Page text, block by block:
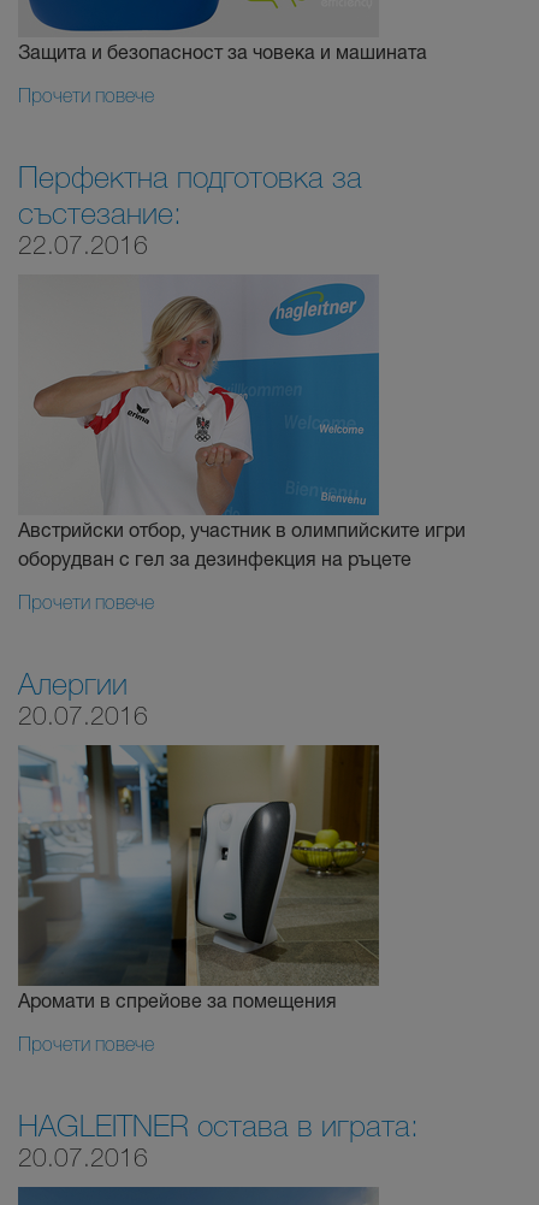
Защита и безопасност за човека и машината
Прочети повече
Перфектна подготовка за
състезание:
22.07.2016
Австрийски отбор, участник в олимпийските игри
оборудван с гел за дезинфекция на ръцете
Прочети повече
Алергии
20.07.2016
Аромати в спрейове за помещения
Прочети повече
HAGLEITNER остава в играта:
20.07.2016